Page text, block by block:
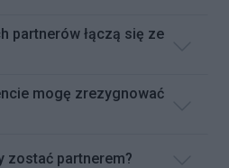
partnerów łączą się ze
mogę zrezygnować
zostać partnerem?